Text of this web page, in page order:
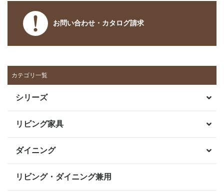
お問い合わせ・カタログ請求
カテゴリ一覧
シリーズ
リビング家具
ダイニング
リビング・ダイニング兼用